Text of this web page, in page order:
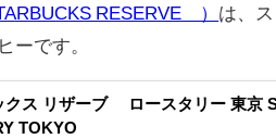
RESERVE®） は、
ーです。
クス リザーブ® ロースタリー 東京
TOKYO